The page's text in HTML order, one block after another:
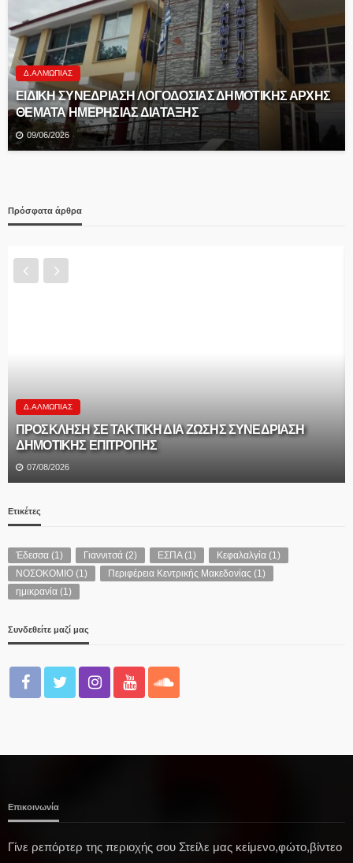
Δ.ΑΛΜΩΠΊΑΣ
ΕΙΔΙΚΗ ΣΥΝΕΔΡΙΑΣΗ ΛΟΓΟΔΟΣΙΑΣ ΔΗΜΟΤΙΚΗΣ ΑΡΧΗΣ
ΘΕΜΑΤΑ ΗΜΕΡΗΣΙΑΣ ΔΙΑΤΑΞΗΣ
09/06/2026
Πρόσφατα άρθρα
Δ.ΑΛΜΩΠΊΑΣ
ΠΡΟΣΚΛΗΣΗ ΣΕ ΤΑΚΤΙΚΗ ΔΙΑ ΖΩΣΗΣ ΣΥΝΕΔΡΙΑΣΗ
ΔΗΜΟΤΙΚΗΣ ΕΠΙΤΡΟΠΗΣ
07/08/2026
Ετικέτες
Έδεσσα (1) Γιαννιτσά (2) ΕΣΠΑ(1) Κεφαλαλγία (1)
ΝΟΣΟΚΟΜΙΟ (1) Περιφέρεια Κεντρικής Μακεδονίας (1)
ημικρανία (1)
Συνδεθείτε μαζί μας
Επικοινωνία
Γίνε ρεπόρτερ της περιοχής σου Στείλε μας κείμενο,φώτο,βίντεο